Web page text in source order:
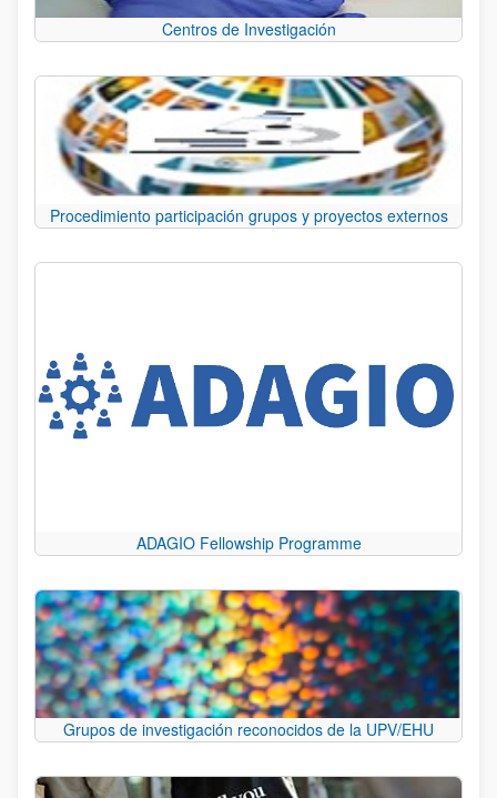
Centros de Investigación
Procedimiento participación grupos y proyectos externos
ADAGIO Fellowship Programme
Grupos de investigación reconocidos de la UPV/EHU